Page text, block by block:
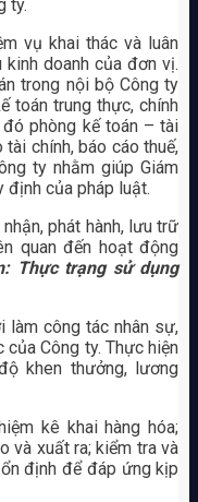
ty.
vụ khai thác và luân
doanh của đơn vị.
trong nội bộ Công ty
toán trung thực, chính
đó phòng kế toán – tài
chính, báo cáo thuế,
ty nhằm giúp Giám
định của pháp luật.
phát hành, lưu trữ
quan đến hoạt động
Thực trạng sử dụng
làm công tác nhân sự,
Công ty. Thực hiện
khen thưởng, lương
kê khai hàng hóa;
và xuất ra; kiểm tra và
định để đáp ứng kịp